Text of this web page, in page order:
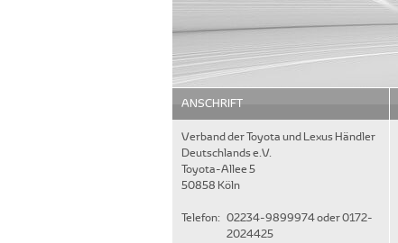
ANSCHRIFT
Verband der Toyota und Lexus Händler
Deutschlands e.V.
Toyota-Allee 5
50858 Köln
Telefon: 02234-9899974 oder 0172-
2024425